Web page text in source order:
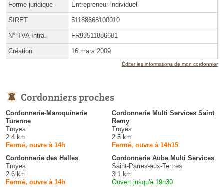
Forme juridique Entrepreneur individuel
SIRET 51188668100010
N° TVA Intra. FR93511886681
Création 16 mars 2009
Éditer les informations de mon cordonnier
Cordonniers proches
Cordonnerie-Maroquinerie
Turenne
Troyes
2.4 km
Fermé, ouvre à 14h
Cordonnerie Multi Services Saint
Remy
Troyes
2.5 km
Fermé, ouvre à 14h15
Cordonnerie des Halles
Troyes
2.6 km
Fermé, ouvre à 14h
Cordonnerie Aube Multi Services
Saint-Parres-aux-Tertres
3.1 km
Ouvert jusqu'à 19h30